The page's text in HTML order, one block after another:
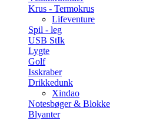
Krus - Termokrus
Lifeventure
Spil - leg
USB StIk
Lygte
Golf
Isskraber
Drikkedunk
Xindao
Notesbøger & Blokke
Blyanter